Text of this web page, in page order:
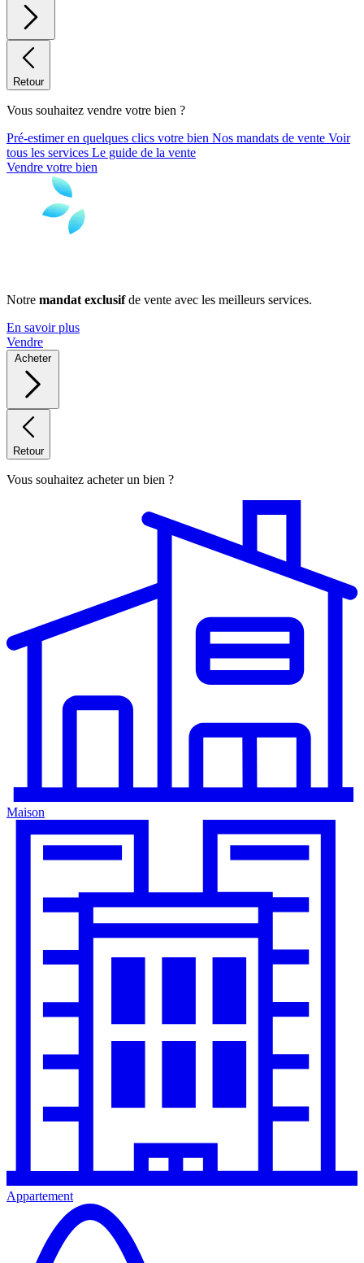
Retour
Vous souhaitez vendre votre bien ?
Pré-estimer en quelques clics votre bien Nos mandats de vente Voir
tous les services Le guide de la vente
Vendre votre bien
Notre mandat exclusifde vente avec les meilleurs services.
En savoir plus
Vendre
Acheter
Retour
Vous souhaitez acheter un bien ?
Maison
Appartement